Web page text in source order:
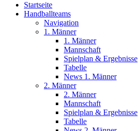
Startseite
Handballteams
Navigation
1. Männer
1. Männer
Mannschaft
Spielplan & Ergebnisse
Tabelle
News 1. Männer
2. Männer
2. Männer
Mannschaft
Spielplan & Ergebnisse
Tabelle